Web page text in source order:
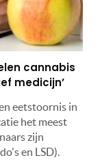
cannabis
medicijn’
eetstoornis in
het meest
zijn
en LSD).